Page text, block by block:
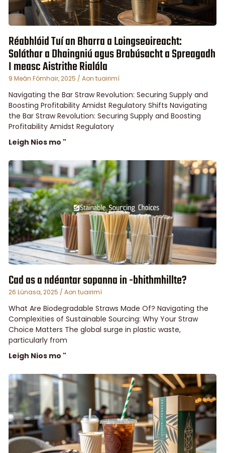
Réabhlóid Tuí an Bharra a Loingseoireacht:
Soláthar a Dhaingniú agus Brabúsacht a Spreagadh
I measc Aistrithe Rialála
9 Meán Fómhair, 2025 Aon tuairimí
Navigating the Bar Straw Revolution: Securing Supply and
Boosting Profitability Amidst Regulatory Shifts Navigating
the Bar Straw Revolution: Securing Supply and Boosting
Profitability Amidst Regulatory
Leigh Nios mo "
Cad as a ndéantar sopanna in -bhithmhillte?
26 Lúnasa, 2025 Aon tuairimí
What Are Biodegradable Straws Made Of? Navigating the
Complexities of Sustainable Sourcing: Why Your Straw
Choice Matters The global surge in plastic waste,
particularly from
Leigh Nios mo "